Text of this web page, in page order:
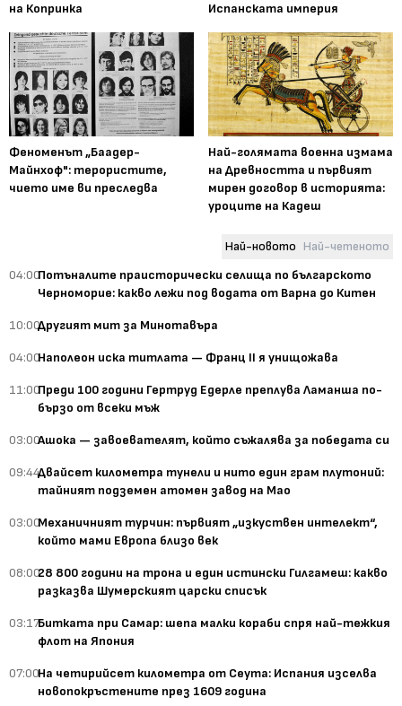
на Копринка
Испанската империя
Феноменът „Баадер-
Майнхоф": терористите,
чието име ви преследва
Най-голямата военна измама
на Древността и първият
мирен договор в историята:
уроците на Кадеш
Най-новото Най-четеното
04:00Потъналите праисторически селища по българското
Черноморие: какво лежи под водата от Варна до Китен
10:00Другият мит за Минотавъра
04:00Наполеон иска титлата — Франц II я унищожава
11:00Преди 100 години Гертруд Едерле преплува Ламанша по-
бързо от всеки мъж
03:00Ашока — завоевателят, който съжалява за победата си
09:44Двайсет километра тунели и нито един грам плутоний:
тайният подземен атомен завод на Мао
03:00Механичният турчин: първият „изкуствен интелект“,
който мами Европа близо век
08:0028 800 години на трона и един истински Гилгамеш: какво
разказва Шумерският царски списък
03:17Битката при Самар: шепа малки кораби спря най-тежкия
флот на Япония
07:00На четирийсет километра от Сеута: Испания изселва
новопокръстените през 1609 година